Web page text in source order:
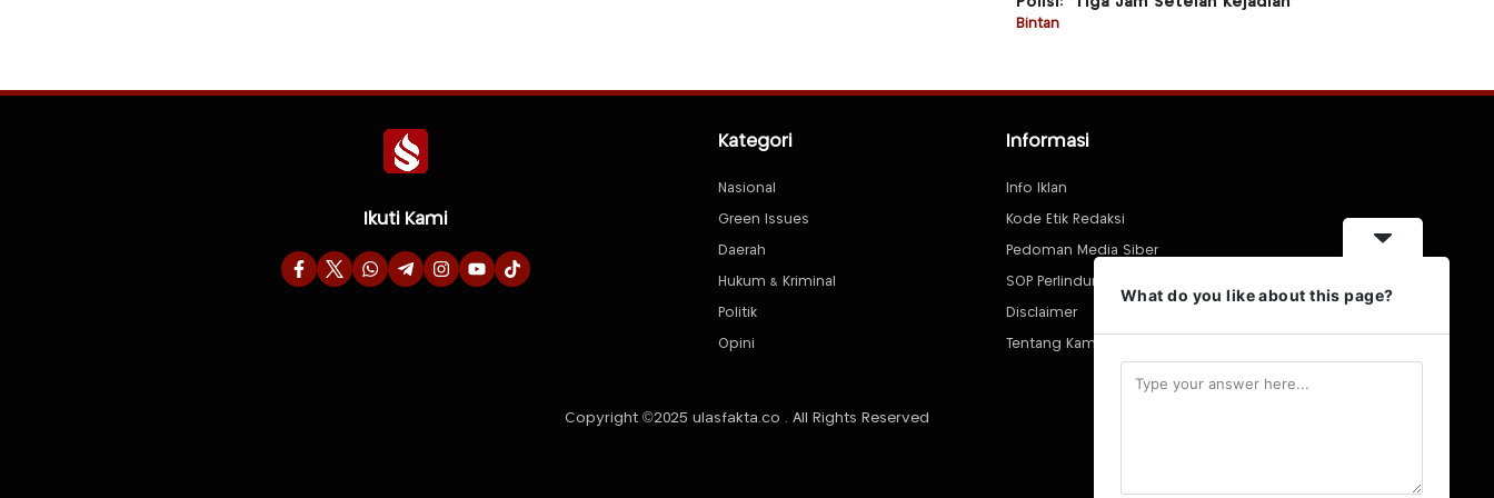
Bintan
Ikuti Kami
Kategori
Nasional
Green Issues
Daerah
Hukum & Kriminal
Politik
Opini
Informasi
Info Iklan
Kode Etik Redaksi
Pedoman Media Siber
SOP Perlindungan Wartawan
Disclaimer
Tentang Kami
Copyright ©2025 ulasfakta.co . All Rights Reserved
What do you like about this page?